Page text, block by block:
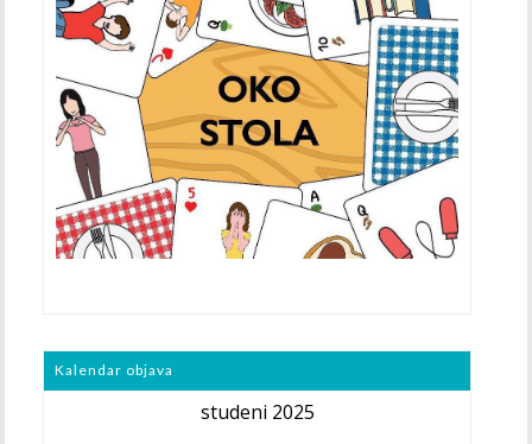
Kalendar objava
studeni 2025